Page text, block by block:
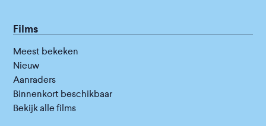
Films
Meest bekeken
Nieuw
Aanraders
Binnenkort beschikbaar
Bekijk alle films